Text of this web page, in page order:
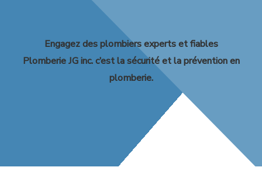
Engagez des plombiers experts et fiables
Plomberie JG inc. c’est la sécurité et la prévention en
plomberie.